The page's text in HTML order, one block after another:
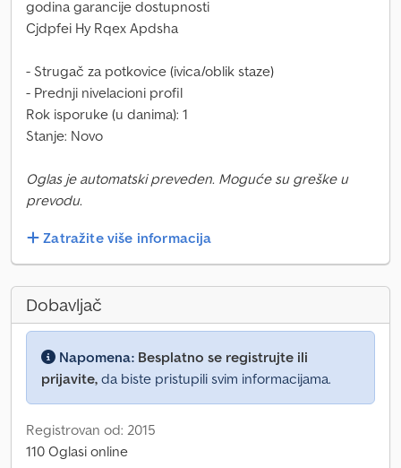
godina garancije dostupnosti
Cjdpfei Hy Rqex Apdsha
- Strugač za potkovice (ivica/oblik staze)
- Prednji nivelacioni profil
Rok isporuke (u danima): 1
Stanje: Novo
Oglas je automatski preveden. Moguće su greške u
prevodu.
Zatražite više informacija
Dobavljač
Napomena: Besplatno se registrujte ili
prijavite, da biste pristupili svim informacijama.
Registrovan od: 2015
110 Oglasi online